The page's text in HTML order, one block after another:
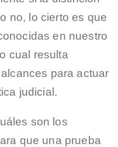
no, lo cierto es que
en nuestro
cual resulta
para actuar
judicial.
son los
que una prueba